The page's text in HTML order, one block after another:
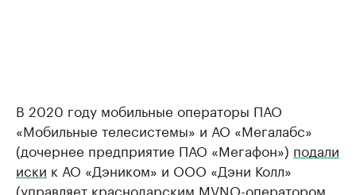
В 2020 году мобильные операторы ПАО
«Мобильные телесистемы» и АО «Мегалабс»
(дочернее предприятие ПАО «Мегафон») подали
иски к АО «Дэником» и ООО «Дэни Колл»
(управляет краснодарским MVNO-оператором